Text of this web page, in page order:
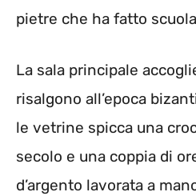
pietre che ha fatto
La sala principale
risalgono all’epoca
le vetrine spicca una
secolo e una coppia di
d’argento lavorata a